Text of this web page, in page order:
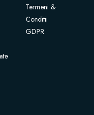
Termeni &
Conditii
GDPR